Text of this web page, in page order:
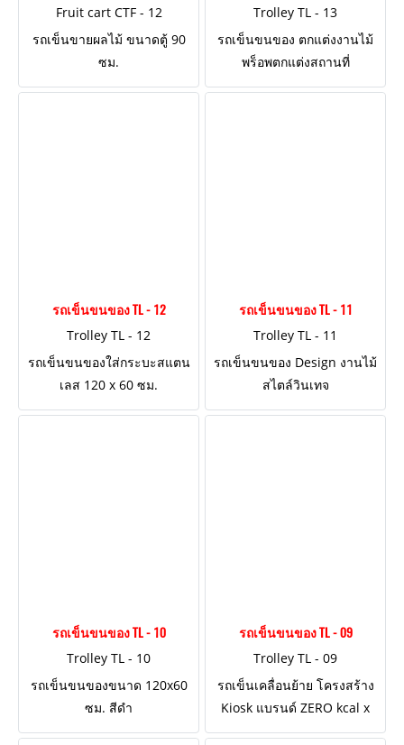
Fruit cart CTF - 12
รถเข็นขายผลไม้ ขนาดตู้ 90
ซม.
Trolley TL - 13
รถเข็นขนของ ตกแต่งงานไม้
พร็อพตกแต่งสถานที่
รถเข็นขนของ TL - 12
Trolley TL - 12
รถเข็นขนของใส่กระบะสแตน
เลส 120 x 60 ซม.
รถเข็นขนของ TL - 11
Trolley TL - 11
รถเข็นขนของ Design งานไม้
สไตล์วินเทจ
รถเข็นขนของ TL - 10
Trolley TL - 10
รถเข็นขนของขนาด 120x60
ซม. สีดำ
รถเข็นขนของ TL - 09
Trolley TL - 09
รถเข็นเคลื่อนย้าย โครงสร้าง
Kiosk แบรนด์ ZERO kcal x
Kalamare